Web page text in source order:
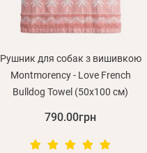
Рушник для собак з вишивкою
Montmorency - Love French
Bulldog Towel (50x100 см)
790.00грн